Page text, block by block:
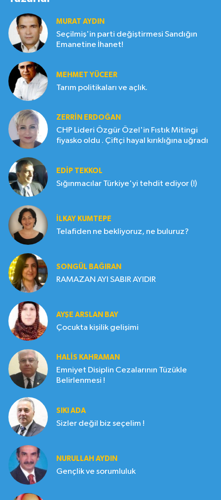
MURAT AYDIN
Seçilmiş'in parti değiştirmesi Sandığın
Emanetine İhanet!
MEHMET YÜCEER
Tarım politikaları ve açlık.
ZERRIN ERDOĞAN
CHP Lideri Özgür Özel'in Fıstık Mitingi
fiyasko oldu . Çiftçi hayal kırıklığına uğradı
EDIP TEKKOL
Sığınmacılar Türkiye'yi tehdit ediyor (!)
İLKAY KUMTEPE
Telafiden ne bekliyoruz, ne buluruz?
SONGÜL BAĞIRAN
RAMAZAN AYI SABIR AYIDIR
AYŞE ARSLAN BAY
Çocukta kişilik gelişimi
HALIS KAHRAMAN
Emniyet Disiplin Cezalarının Tüzükle
Belirlenmesi !
SIKI ADA
Sizler değil biz seçelim !
NURULLAH AYDIN
Gençlik ve sorumluluk